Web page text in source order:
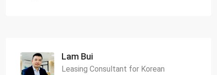
Lam Bui
Leasing Consultant for Korean